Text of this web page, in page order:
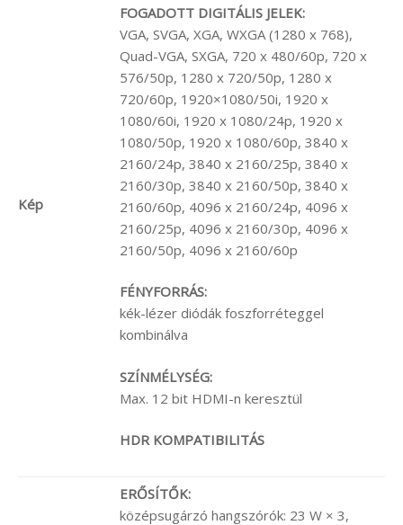
Kép
FOGADOTT DIGITÁLIS JELEK:
VGA, SVGA, XGA, WXGA (1280 x 768),
Quad-VGA, SXGA, 720 x 480/60p, 720 x
576/50p, 1280 x 720/50p, 1280 x
720/60p, 1920×1080/50i, 1920 x
1080/60i, 1920 x 1080/24p, 1920 x
1080/50p, 1920 x 1080/60p, 3840 x
2160/24p, 3840 x 2160/25p, 3840 x
2160/30p, 3840 x 2160/50p, 3840 x
2160/60p, 4096 x 2160/24p, 4096 x
2160/25p, 4096 x 2160/30p, 4096 x
2160/50p, 4096 x 2160/60p
FÉNYFORRÁS:
kék-lézer diódák foszforréteggel
kombinálva
SZÍNMÉLYSÉG:
Max. 12 bit HDMI-n keresztül
HDR KOMPATIBILITÁS
ERŐSÍTŐK:
középsugárzó hangszórók: 23 W × 3,